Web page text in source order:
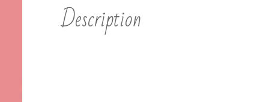
Description